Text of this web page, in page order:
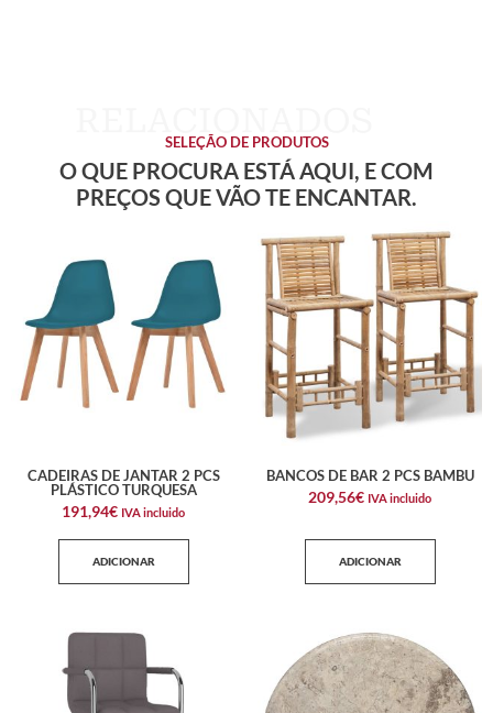
SELEÇÃO DE PRODUTOS
O QUE PROCURA ESTÁ AQUI, E COM
PREÇOS QUE VÃO TE ENCANTAR.
CADEIRAS DE JANTAR 2 PCS
PLÁSTICO TURQUESA
191,94€ IVA incluido
ADICIONAR
BANCOS DE BAR 2 PCS BAMBU
209,56€ IVA incluido
ADICIONAR